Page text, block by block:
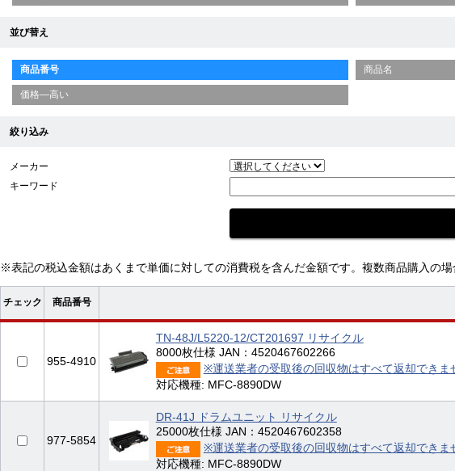
並び替え
商品番号 商品名
価格—高い
絞り込み
メーカー
キーワード
※表記の税込金額はあくまで単価に対しての消費税を含んだ金額です。複数商品購入の
チェック 商品番号
955-4910
TN-48J/L5220-12/CT201697 リサイクル
8000枚仕様 JAN：4520467602266
※運送業者の受取後の回収物はすべて返却できま
対応機種: MFC-8890DW
977-5854
DR-41J ドラムユニット リサイクル
25000枚仕様 JAN：4520467602358
※運送業者の受取後の回収物はすべて返却できま
対応機種: MFC-8890DW